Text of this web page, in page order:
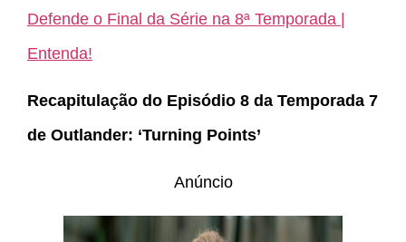
Defende o Final da Série na 8ª Temporada |
Entenda!
Recapitulação do Episódio 8 da Temporada 7
de Outlander: ‘Turning Points’
Anúncio